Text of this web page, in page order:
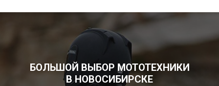
БОЛЬШОЙ ВЫБОР МОТОТЕХНИКИ
В НОВОСИБИРСКЕ